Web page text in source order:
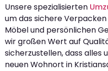
Unsere spezialisierten
um das sichere
Möbel und persönlichen
wir großen Wert auf
sicherzustellen, dass alles
neuen Wohnort in